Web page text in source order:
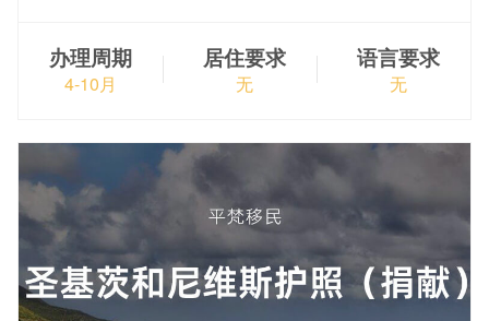
办理周期
4-10月
居住要求
无
语言要求
无